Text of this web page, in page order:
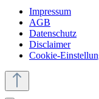
Impressum
AGB
Datenschutz
Disclaimer
Cookie-